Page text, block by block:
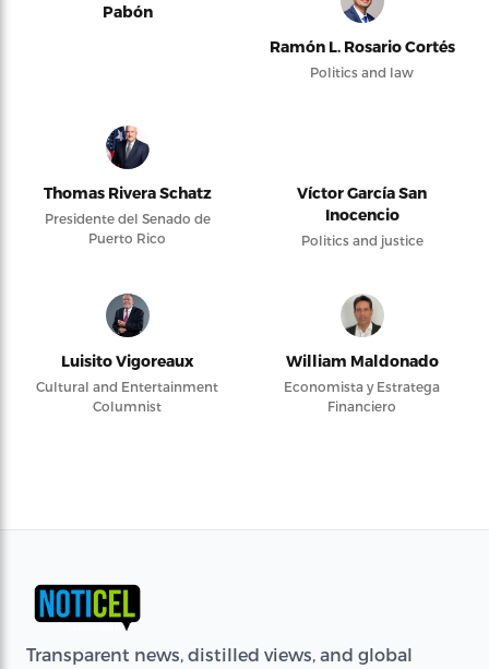
Pabón
Ramón L. Rosario Cortés
Politics and law
Thomas Rivera Schatz
Presidente del Senado de
Puerto Rico
Víctor García San
Inocencio
Politics and justice
Luisito Vigoreaux
Cultural and Entertainment
Columnist
William Maldonado
Economista y Estratega
Financiero
Transparent news, distilled views, and global